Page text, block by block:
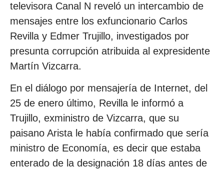
televisora Canal N reveló un intercambio de
mensajes entre los exfuncionario Carlos
Revilla y Edmer Trujillo, investigados por
presunta corrupción atribuida al expresidente
Martín Vizcarra.
En el diálogo por mensajería de Internet, del
25 de enero último, Revilla le informó a
Trujillo, exministro de Vizcarra, que su
paisano Arista le había confirmado que sería
ministro de Economía, es decir que estaba
enterado de la designación 18 días antes de